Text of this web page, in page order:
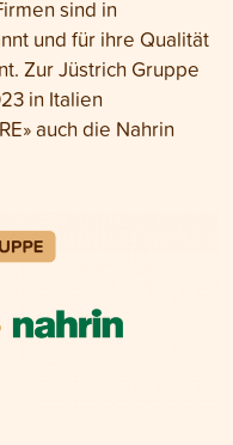
sind in
und für ihre Qualität
Zur Jüstrich Gruppe
in Italien
auch die Nahrin